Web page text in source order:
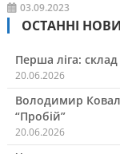
03.09.2023
ОСТАННІ
Перша ліга:
20.06.2026
Володимир
“Пробій”
20.06.2026